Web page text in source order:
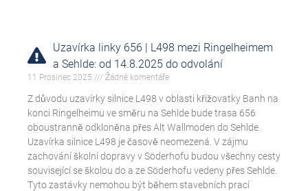
Uzavírka linky 656 | L498 mezi Ringelheimem
a Sehlde: od 14.8.2025 do odvolání
11 Prosinec 2025 Žádné komentáře
Z důvodu uzavírky silnice L498 v oblasti křižovatky Banh na
konci Ringelheimu ve směru na Sehlde bude trasa 656
oboustranně odkloněna přes Alt Wallmoden do Sehlde.
Uzavírka silnice L498 je časově neomezená. V zájmu
zachování školní dopravy v Söderhofu budou všechny cesty
související se školou do a ze Söderhofu vedeny přes Sehlde.
Tyto zastávky nemohou být během stavebních prací